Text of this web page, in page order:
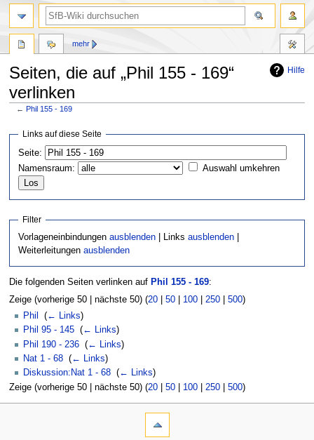
Hilfe
Seiten, die auf „Phil 155 - 169“
verlinken
← Phil 155 - 169
springen
springen
Links auf diese Seite
Seite:
Namensraum:
Auswahl umkehren
Filter
Vorlageneinbindungenausblenden | Linksausblenden
Weiterleitungenausblenden
Die folgenden Seiten verlinken auf Phil 155 - 169:
Zeige (vorherige 50 | nächste 50) (20| 50| 100| 250| 500)
Phil
(← Links)
Phil 95 - 145 (← Links)
Phil 190 - 236 (← Links)
Nat 1 - 68 (← Links)
Diskussion:Nat 1 - 68 (← Links)
Zeige (vorherige 50 | nächste 50) (20| 50| 100| 250| 500)
mehr